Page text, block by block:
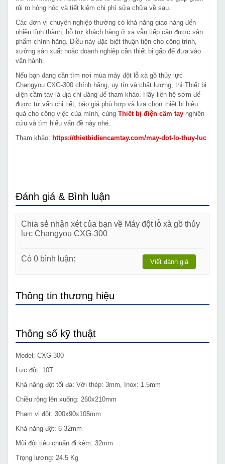
rủi ro hỏng hóc và tiết kiệm chi phí sửa chữa về sau.
Các đơn vị chuyên nghiệp thường có khả năng giao hàng đến
nhiều tỉnh thành, hỗ trợ khách hàng ở xa vẫn tiếp cận được sản
phẩm chính hãng. Điều này đặc biệt thuận tiện cho công trình,
xưởng sản xuất hoặc doanh nghiệp cần thiết bị gấp để đưa vào
vận hành.
Nếu bạn đang cần tìm nơi mua máy đột lỗ xà gồ thủy lực
Changyou CXG-300 chính hãng, uy tín và chất lượng, thì Thiết bị
điện cầm tay là địa chỉ đáng để tham khảo. Hãy liên hệ sớm để
được tư vấn chi tiết, báo giá phù hợp và lựa chọn thiết bị hiệu
quả cho công việc của mình, cùng Thiết bị điện cầm tay nghiên
cứu và tìm hiểu vấn đề này nhé.
Tham khảo: https://thietbidiencamtay.com/may-dot-lo-thuy-luc
Đánh giá & Bình luận
Chia sẻ nhận xét của bạn về Máy đột lỗ xà gồ thủy
lực Changyou CXG-300
Có 0 bình luận: Viết đánh giá
Thông tin thương hiệu
Thông số kỹ thuật
Model: CXG-300
Lực đột: 10T
Khả năng đột tối đa: Với thép: 3mm, Inox: 1.5mm
Chiều rộng lên xuống: 260x210mm
Phạm vi đột: 300x90x105mm
Khả năng đột: 6-32mm
Mũi đột tiêu chuẩn đi kèm: 32mm
Trọng lượng: 24.5 Kg